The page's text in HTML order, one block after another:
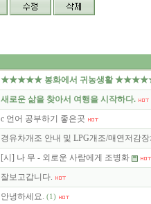
★★★★★ 봉화에서 귀농생활
새로운 삶을 찾아서 여행을 시작하다.
c 언어 공부하기 좋은곳
경유차개조 안내 및 LPG개조/매연저감
[시] 나 무 - 외로운 사람에게 조병화
잘보고갑니다.
안녕하세요. (1)